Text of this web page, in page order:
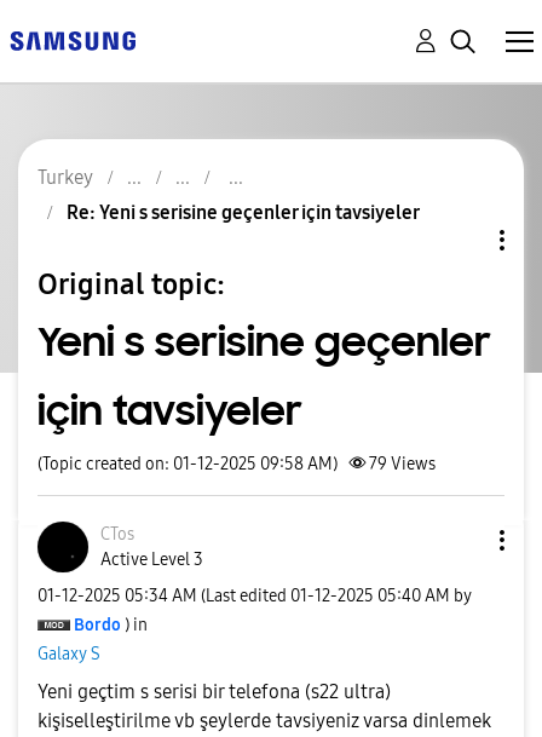
Turkey
Re: Yeni s serisine geçenler için tavsiyeler
Original topic:
Yeni s serisine geçenler
için tavsiyeler
(Topic created on: 01-12-2025 09:58 AM) 79 Views
CTos
Active Level 3
‎01-12-2025 05:34 AM (Last edited ‎01-12-2025 05:40 AM by
Bordo ) in
Galaxy S
Yeni geçtim s serisi bir telefona (s22 ultra)
kişiselleştirilme vb şeylerde tavsiyeniz varsa dinlemek